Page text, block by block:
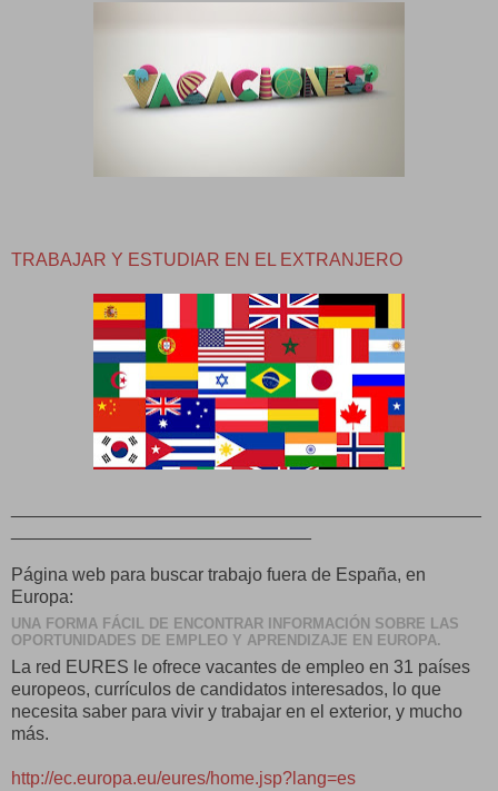
TRABAJAR Y ESTUDIAR EN EL EXTRANJERO
Página web para buscar trabajo fuera de España, en
Europa:
UNA FORMA FÁCIL DE ENCONTRAR INFORMACIÓN SOBRE LAS
OPORTUNIDADES DE EMPLEO Y APRENDIZAJE EN EUROPA.
La red EURES le ofrece vacantes de empleo en 31 países
europeos, currículos de candidatos interesados, lo que
necesita saber para vivir y trabajar en el exterior, y mucho
más.
http://ec.europa.eu/eures/home.jsp?lang=es